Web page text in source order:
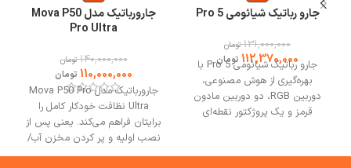
جارو رباتیک شیائومی 5 Pro
131,000,000 تومان
112,370,000 تومان
جارو رباتیک شیائومی 5 Pro با
بهره‌گیری از هوش مصنوعی،
دوربین RGB، دو دوربین مادون
قرمز و یک پروژکتور نقطه‌ای
پایه خودتمیزشونده دارد. بهترین
جارورباتیک مدل Mova P50
Pro Ultra
140,000,000 تومان
110,000,000 تومان
جارورباتیک مدل Mova P50 Pro
Ultra نظافت خودکار کامل را
برایتان فراهم می‌کند. یعنی پس از
نصب اولیه و پر کردن مخزن آب/
پاک‌کننده، شما می‌توانید هفته‌ها